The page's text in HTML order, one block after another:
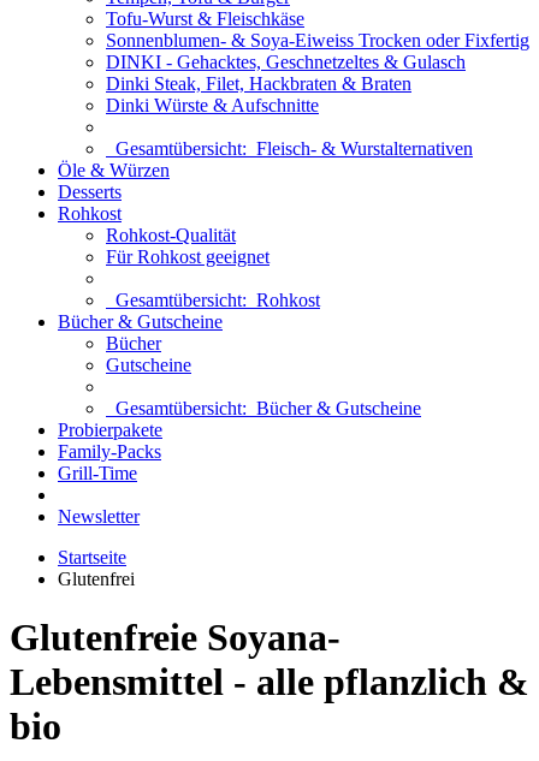
Tofu-Wurst & Fleischkäse
Sonnenblumen- & Soya-Eiweiss Trocken oder Fixfertig
DINKI - Gehacktes, Geschnetzeltes & Gulasch
Dinki Steak, Filet, Hackbraten & Braten
Dinki Würste & Aufschnitte
Gesamtübersicht: Fleisch- & Wurstalternativen
Öle & Würzen
Desserts
Rohkost
Rohkost-Qualität
Für Rohkost geeignet
Gesamtübersicht: Rohkost
Bücher & Gutscheine
Bücher
Gutscheine
Gesamtübersicht: Bücher & Gutscheine
Probierpakete
Family-Packs
Grill-Time
Newsletter
Startseite
Glutenfrei
Glutenfreie Soyana-
Lebensmittel - alle pflanzlich &
bio